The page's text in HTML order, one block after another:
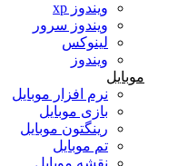
ویندوز xp
ویندوز سرور
لینوکس
ویندوز
نرم افزار موبایل
بازی موبایل
رینگتون موبایل
تم موبایل
نقشه موبایل